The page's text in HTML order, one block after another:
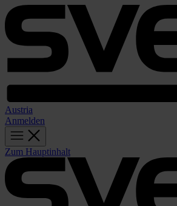
Austria
Anmelden
Zum Hauptinhalt